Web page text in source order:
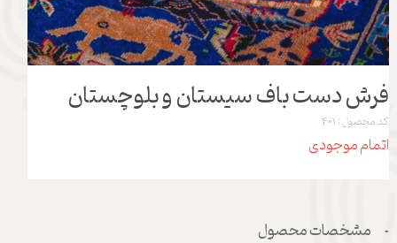
فرش دست باف سیستان و بلوچستان
کد محصول: 401
اتمام موجودی
مشخصات محصول